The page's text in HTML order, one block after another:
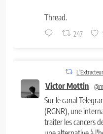
Thread.
247
Victor Mottin
Sur le canal
(RGNR), une
traiter les cancers